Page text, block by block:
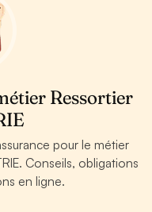
Ressortier
pour le métier
Conseils, obligations
en ligne.